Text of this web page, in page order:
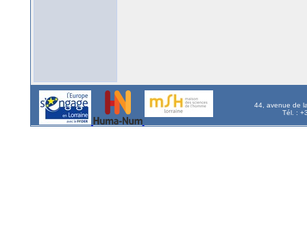
44, avenue de
Tél. :